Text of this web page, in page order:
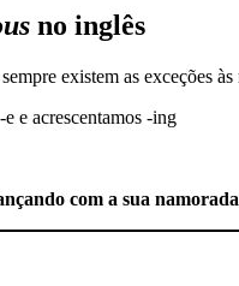
no inglês
existem as exceções
e acrescentamos -ing
com a sua